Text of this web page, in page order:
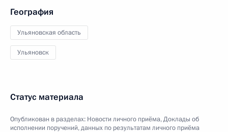
География
Ульяновская область
Ульяновск
Статус материала
Опубликован в разделах: Новости личного приёма,Доклады об
исполнении поручений, данных по результатам личного приёма